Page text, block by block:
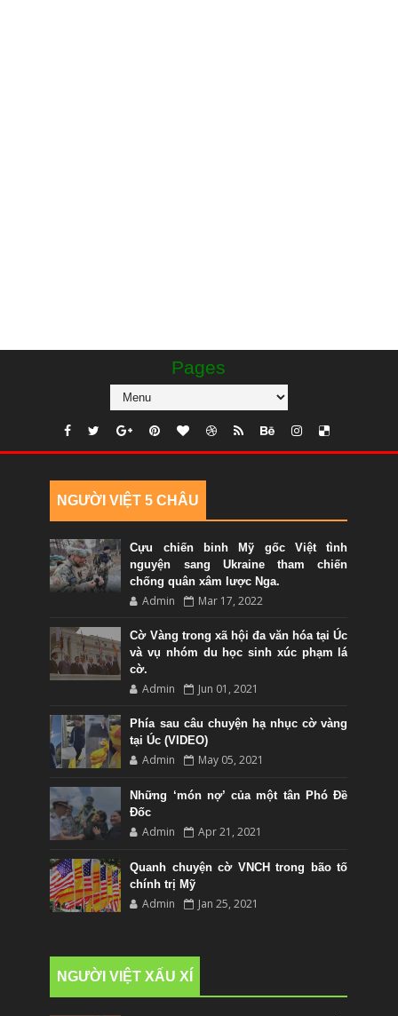
Pages
NGƯỜI VIỆT 5 CHÂU
Cựu chiến binh Mỹ gốc Việt tình
nguyện sang Ukraine tham chiến
chống quân xâm lược Nga.
Admin Mar 17, 2022
Cờ Vàng trong xã hội đa văn hóa tại Úc
và vụ nhóm du học sinh xúc phạm lá
cờ.
Admin Jun 01, 2021
Phía sau câu chuyện hạ nhục cờ vàng
tại Úc (VIDEO)
Admin May 05, 2021
Những ‘món nợ’ của một tân Phó Đề
Đốc
Admin Apr 21, 2021
Quanh chuyện cờ VNCH trong bão tố
chính trị Mỹ
Admin Jan 25, 2021
NGƯỜI VIỆT XẤU XÍ